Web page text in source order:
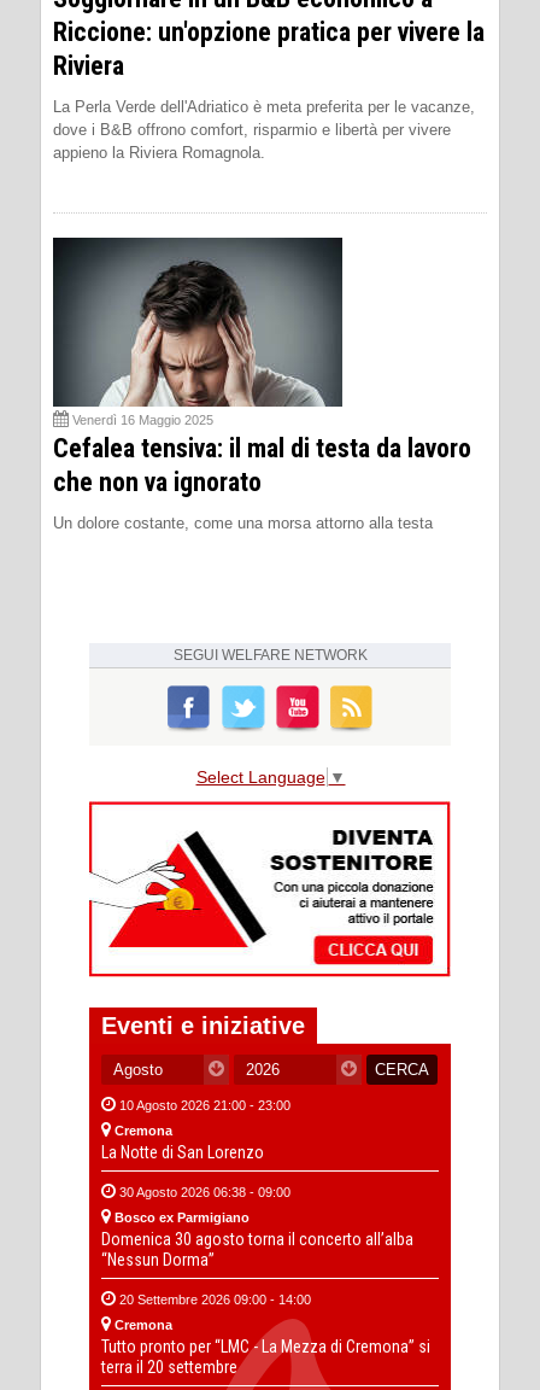
Riccione: un'opzione pratica per vivere la
Riviera
La Perla Verde dell'Adriatico è meta preferita per le vacanze,
dove i B&B offrono comfort, risparmio e libertà per vivere
appieno la Riviera Romagnola.
Venerdì 16 Maggio 2025
Cefalea tensiva: il mal di testa da lavoro
che non va ignorato
Un dolore costante, come una morsa attorno alla testa
SEGUI WELFARE NETWORK
Select Language ▼
Eventi e iniziative
10 Agosto 2026 21:00 - 23:00
Cremona
La Notte di San Lorenzo
30 Agosto 2026 06:38 - 09:00
Bosco ex Parmigiano
Domenica 30 agosto torna il concerto all’alba
“Nessun Dorma”
20 Settembre 2026 09:00 - 14:00
Cremona
Tutto pronto per “LMC - La Mezza di Cremona” si
terra il 20 settembre